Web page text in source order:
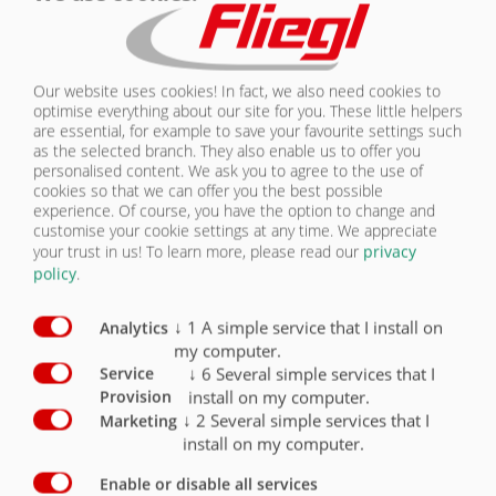
КОНТАКТЫ
КУЗОВ | TPA 370
Комплектация: кузов
Серийная
комплектация
Опция
Платформа 8200 x 2480 мм X
Платформа 10 000 x 2480 мм
Платформа из дерева 50 мм X
Торцевая стенка высотой 800 мм
2 регулируемые гидравлически
складываемые рампы, ок. 1900 мм
Ящик, смонтирован под грузовой
платформой
O
Our website uses cookies! In fact, we also need cookies to
optimise everything about our site for you. These little helpers
are essential, for example to save your favourite settings such
as the selected branch. They also enable us to offer you
personalised content. We ask you to agree to the use of
cookies so that we can offer you the best possible
experience. Of course, you have the option to change and
customise your cookie settings at any time. We appreciate
your trust in us! To learn more, please read our privacy
policy.
Analytics ↓ 1 A simple service that I install on
my computer.
Service
Provision
↓ 6 Several simple services that I
install on my computer.
Marketing ↓ 2 Several simple services that I
install on my computer.
Enable or disable all services